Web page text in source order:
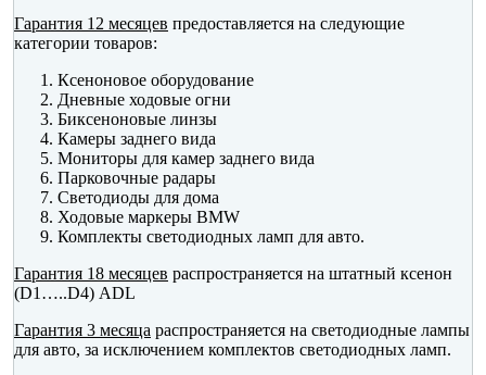
Гарантия 12 месяцев предоставляется на следующие
категории товаров:
Ксеноновое оборудование
Дневные ходовые огни
Биксеноновые линзы
Камеры заднего вида
Мониторы для камер заднего вида
Парковочные радары
Светодиоды для дома
Ходовые маркеры BMW
Комплекты светодиодных ламп для авто.
Гарантия 18 месяцев распространяется на штатный ксенон
(D1…..D4) ADL
Гарантия 3 месяца распространяется на светодиодные лампы
для авто, за исключением комплектов светодиодных ламп.